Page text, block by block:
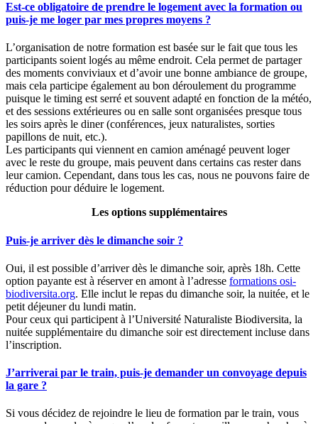
Est-ce obligatoire de prendre le logement avec la formation ou
puis-je me loger par mes propres moyens ?
L’organisation de notre formation est basée sur le fait que tous les
participants soient logés au même endroit. Cela permet de partager
des moments conviviaux et d’avoir une bonne ambiance de groupe,
mais cela participe également au bon déroulement du programme
puisque le timing est serré et souvent adapté en fonction de la météo,
et des sessions extérieures ou en salle sont organisées presque tous
les soirs après le diner (conférences, jeux naturalistes, sorties
papillons de nuit, etc.).
Les participants qui viennent en camion aménagé peuvent loger
avec le reste du groupe, mais peuvent dans certains cas rester dans
leur camion. Cependant, dans tous les cas, nous ne pouvons faire de
réduction pour déduire le logement.
Les options supplémentaires
Puis-je arriver dès le dimanche soir ?
Oui, il est possible d’arriver dès le dimanche soir, après 18h. Cette
option payante est à réserver en amont à l’adresse formations osi-
biodiversita.org. Elle inclut le repas du dimanche soir, la nuitée, et le
petit déjeuner du lundi matin.
Pour ceux qui participent à l’Université Naturaliste Biodiversita, la
nuitée supplémentaire du dimanche soir est directement incluse dans
l’inscription.
J’arriverai par le train, puis-je demander un convoyage depuis
la gare ?
Si vous décidez de rejoindre le lieu de formation par le train, vous